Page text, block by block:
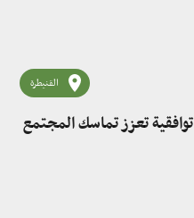
القنيطرة
تعزز تماسك المجتمع